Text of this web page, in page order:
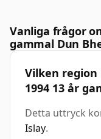
Vanliga frågor
gammal Dun
Vilken
1994 13 år
Detta uttryck
Islay.